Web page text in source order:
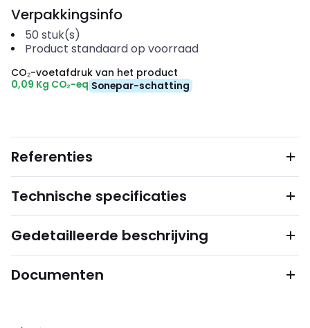
Verpakkingsinfo
50 stuk(s)
Product standaard op voorraad
CO₂-voetafdruk van het product
0,09 Kg CO₂-eq Sonepar-schatting
Referenties
Technische specificaties
Gedetailleerde beschrijving
Documenten